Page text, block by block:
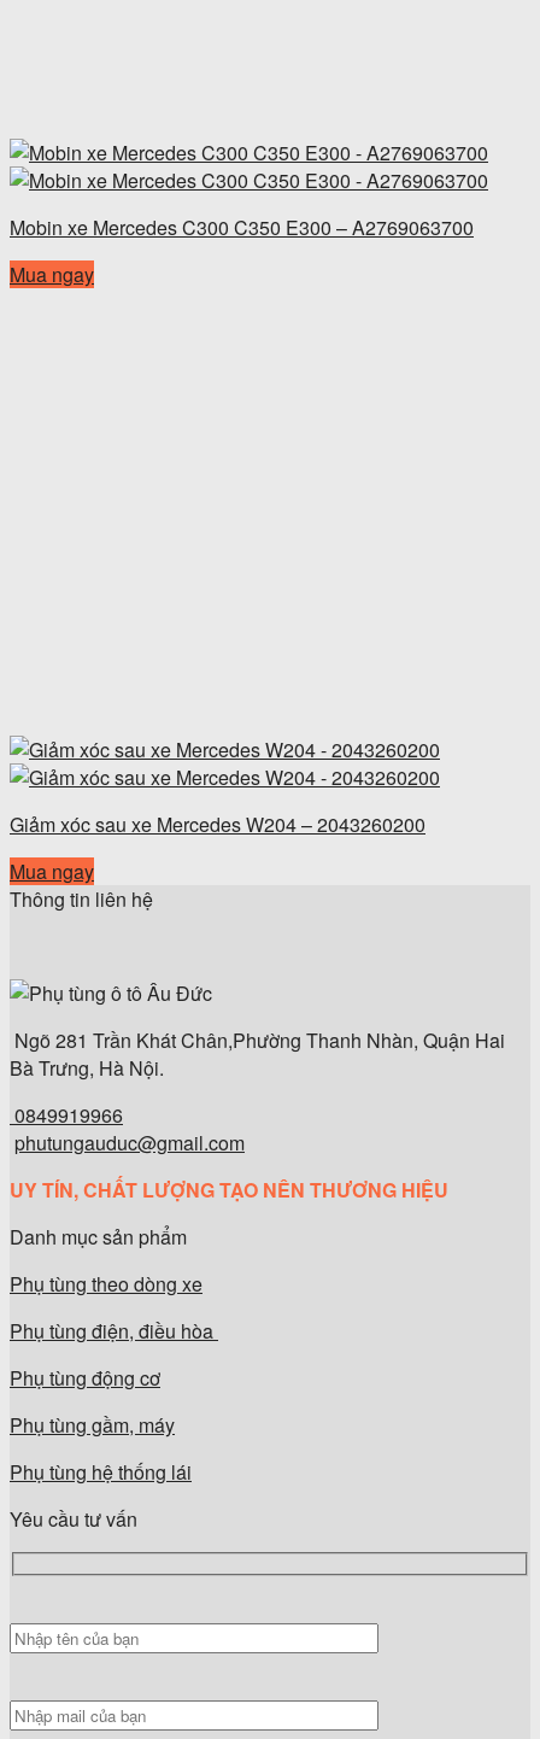
Mobin xe Mercedes C300 C350 E300 – A2769063700
Mua ngay
Giảm xóc sau xe Mercedes W204 – 2043260200
Mua ngay
Thông tin liên hệ
Ngõ 281 Trần Khát Chân,Phường Thanh Nhàn, Quận Hai
Bà Trưng, Hà Nội.
0849919966
phutungauduc@gmail.com
UY TÍN, CHẤT LƯỢNG TẠO NÊN THƯƠNG HIỆU
Danh mục sản phẩm
Phụ tùng theo dòng xe
Phụ tùng điện, điều hòa
Phụ tùng động cơ
Phụ tùng gầm, máy
Phụ tùng hệ thống lái
Yêu cầu tư vấn